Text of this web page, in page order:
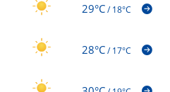
29°C/18°C
28°C/17°C